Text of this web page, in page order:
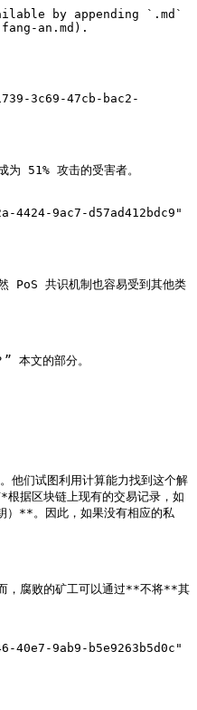
by appending `.md`
an.md).
3c69-47cb-bac2-
51% 攻击的受害者。
4424-9ac7-d57ad412bdc9"
PoS 共识机制也容易受到其他类
本文的部分。
他们试图利用计算能力找到这个解
据区块链上现有的交易记录，如
）**。因此，如果没有相应的私
，腐败的矿工可以通过**不将**其
40e7-9ab9-b5e9263b5d0c"